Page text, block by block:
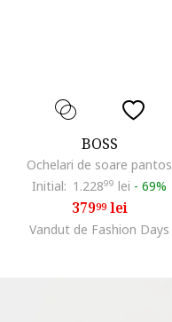
BOSS
Ochelari de soare pantos
Initial: 1.22899 lei - 69%
37999lei
Vandut de Fashion Days